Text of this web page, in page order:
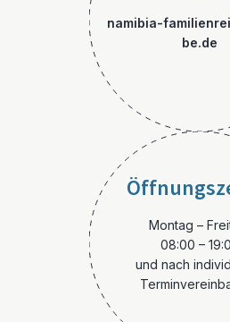
namibia-
be.de
Montag –
08:00 –
und nach